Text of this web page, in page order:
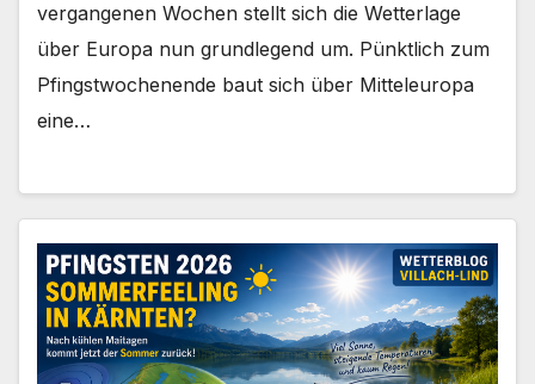
vergangenen Wochen stellt sich die Wetterlage
über Europa nun grundlegend um. Pünktlich zum
Pfingstwochenende baut sich über Mitteleuropa
eine…